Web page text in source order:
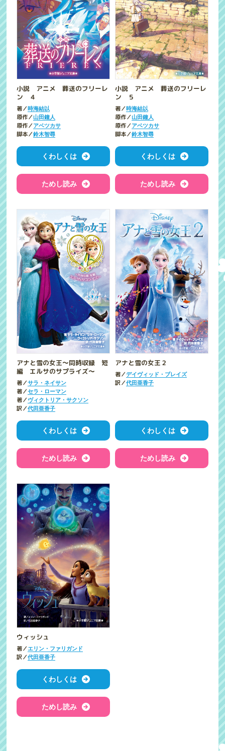
小説 アニメ 葬送のフリーレ
ン ４
著／時海結以
原作／山田鐘人
原作／アベツカサ
脚本／鈴木智尋
くわしくは
ためし読み
小説 アニメ 葬送のフリーレ
ン ５
著／時海結以
原作／山田鐘人
原作／アベツカサ
脚本／鈴木智尋
くわしくは
ためし読み
アナと雪の女王～同時収録 短
編 エルサのサプライズ～
著／サラ・ネイサン
著／セラ・ローマン
著／ヴィクトリア・サクソン
訳／代田亜香子
くわしくは
ためし読み
アナと雪の女王２
著／デイヴィッド・ブレイズ
訳／代田亜香子
くわしくは
ためし読み
ウィッシュ
著／エリン・ファリガンド
訳／代田亜香子
くわしくは
ためし読み